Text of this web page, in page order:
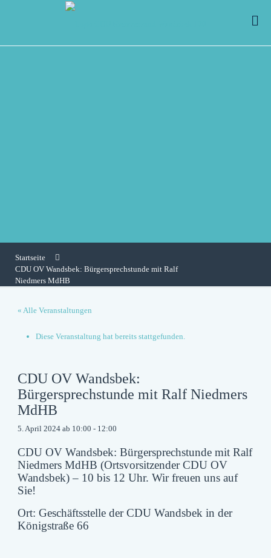
Startseite
CDU OV Wandsbek: Bürgersprechstunde mit Ralf
Niedmers MdHB
« Alle Veranstaltungen
Diese Veranstaltung hat bereits stattgefunden.
CDU OV Wandsbek:
Bürgersprechstunde mit Ralf Niedmers
MdHB
5. April 2024 ab 10:00 - 12:00
CDU OV Wandsbek: Bürgersprechstunde mit Ralf
Niedmers MdHB (Ortsvorsitzender CDU OV
Wandsbek) – 10 bis 12 Uhr. Wir freuen uns auf
Sie!
Ort: Geschäftsstelle der CDU Wandsbek in der
Königstraße 66